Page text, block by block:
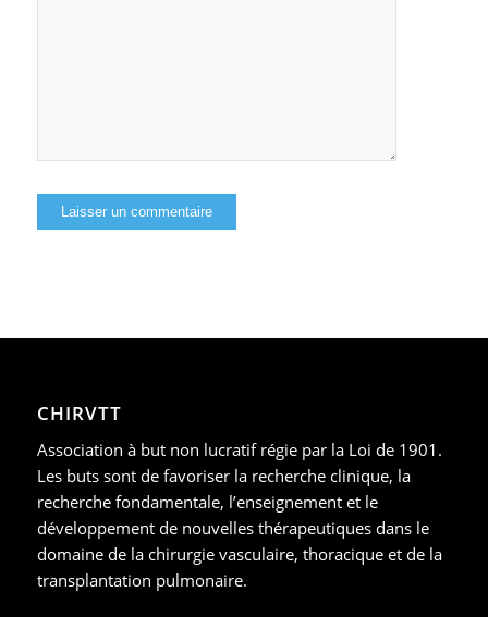
CHIRVTT
Association à but non lucratif régie par la Loi de 1901.
Les buts sont de favoriser la recherche clinique, la
recherche fondamentale, l’enseignement et le
développement de nouvelles thérapeutiques dans le
domaine de la chirurgie vasculaire, thoracique et de la
transplantation pulmonaire.